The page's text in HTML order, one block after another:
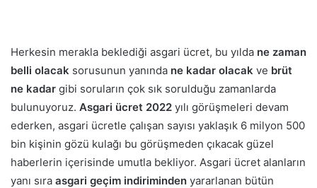
Herkesin merakla beklediği asgari ücret, bu yılda ne zaman
belli olacak sorusunun yanında ne kadar olacak ve brüt
ne kadar gibi soruların çok sık sorulduğu zamanlarda
bulunuyoruz. Asgari ücret 2022 yılı görüşmeleri devam
ederken, asgari ücretle çalışan sayısı yaklaşık 6 milyon 500
bin kişinin gözü kulağı bu görüşmeden çıkacak güzel
haberlerin içerisinde umutla bekliyor. Asgari ücret alanların
yanı sıra asgari geçim indiriminden yararlanan bütün